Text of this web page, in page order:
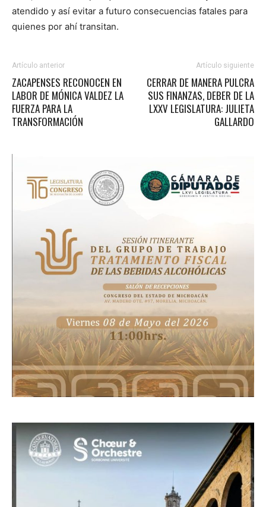
atendido y así evitar a futuro consecuencias fatales para
quienes por ahí transitan.
Artículo anterior
ZACAPENSES RECONOCEN EN
LABOR DE MÓNICA VALDEZ LA
FUERZA PARA LA
TRANSFORMACIÓN
Artículo siguiente
CERRAR DE MANERA PULCRA
SUS FINANZAS, DEBER DE LA
LXXV LEGISLATURA: JULIETA
GALLARDO